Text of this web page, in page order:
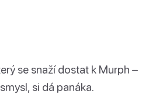
se snaží dostat k Murph –
si dá panáka.